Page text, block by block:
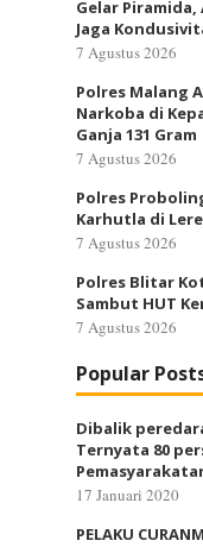
Gelar Piramida,
Jaga
7 Agustus 2026
Polres Malang
Narkoba di
Ganja 131 Gram
7 Agustus 2026
Polres
Karhutla di
7 Agustus 2026
Polres Blitar
Sambut HUT
7 Agustus 2026
Popular
Dibalik
Ternyata 80
17 Januari 2020
PELAKU